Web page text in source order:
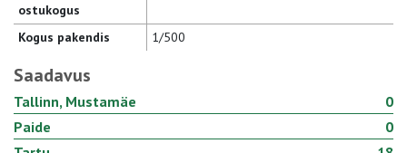
ostukogus
Kogus pakendis 1/500
Saadavus
Tallinn, Mustamäe
0
Paide
0